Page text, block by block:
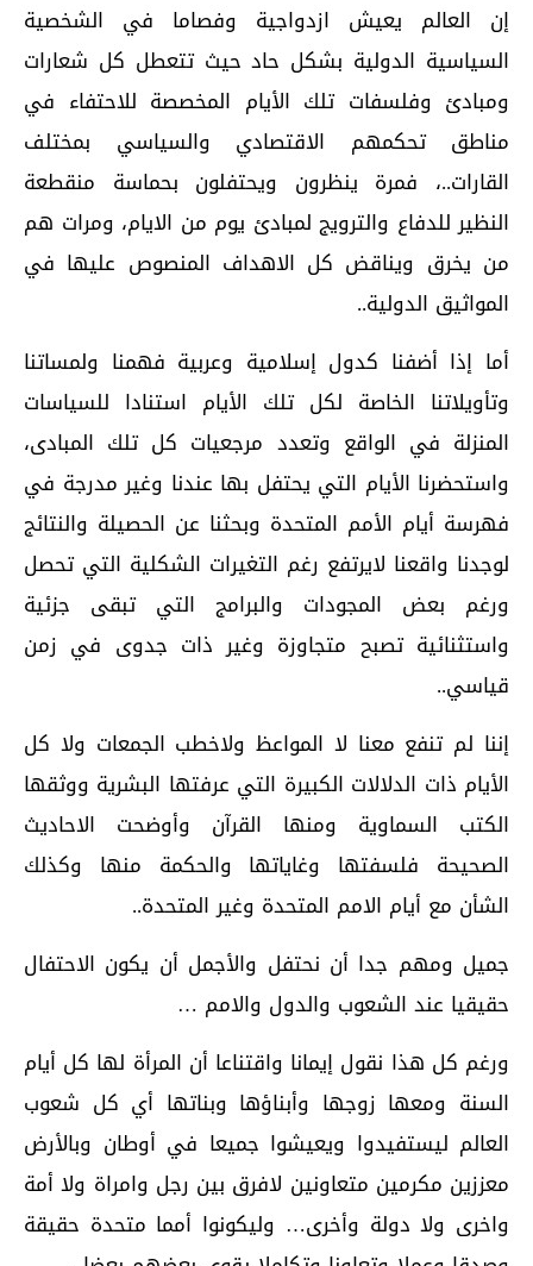
إن العالم يعيش ازدواجية وفصاما في الشخصية
السياسية الدولية بشكل حاد حيث تتعطل كل شعارات
ومبادئ وفلسفات تلك الأيام المخصصة للاحتفاء في
مناطق تحكمهم الاقتصادي والسياسي بمختلف
القارات..، فمرة ينظرون ويحتفلون بحماسة منقطعة
النظير للدفاع والترويج لمبادئ يوم من الايام، ومرات هم
من يخرق ويناقض كل الاهداف المنصوص عليها في
المواثيق الدولية..
أما إذا أضفنا كدول إسلامية وعربية فهمنا ولمساتنا
وتأويلاتنا الخاصة لكل تلك الأيام استنادا للسياسات
المنزلة في الواقع وتعدد مرجعيات كل تلك المبادى،
واستحضرنا الأيام التي يحتفل بها عندنا وغير مدرجة في
فهرسة أيام الأمم المتحدة وبحثنا عن الحصيلة والنتائج
لوجدنا واقعنا لايرتفع رغم التغيرات الشكلية التي تحصل
ورغم بعض المجودات والبرامج التي تبقى جزئية
واستثنائية تصبح متجاوزة وغير ذات جدوى في زمن
قياسي..
إننا لم تنفع معنا لا المواعظ ولاخطب الجمعات ولا كل
الأيام ذات الدلالات الكبيرة التي عرفتها البشرية ووثقها
الكتب السماوية ومنها القرآن وأوضحت الاحاديث
الصحيحة فلسفتها وغاياتها والحكمة منها وكذلك
الشأن مع أيام الامم المتحدة وغير المتحدة..
جميل ومهم جدا أن نحتفل والأجمل أن يكون الاحتفال
حقيقيا عند الشعوب والدول والامم …
ورغم كل هذا نقول إيمانا واقتناعا أن المرأة لها كل أيام
السنة ومعها زوجها وأبناؤها وبناتها أي كل شعوب
العالم ليستفيدوا ويعيشوا جميعا في أوطان وبالأرض
معززين مكرمين متعاونين لافرق بين رجل وامراة ولا أمة
واخرى ولا دولة وأخرى… وليكونوا أمما متحدة حقيقة